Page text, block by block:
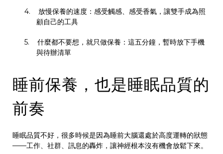
4.
放慢保養的速度：感受觸感、感受香氣，讓雙手成為照
顧自己的工具
5.
什麼都不要想，就只做保養：這五分鐘，暫時放下手機
與待辦清單
睡前保養，也是睡眠品質的
前奏
睡眠品質不好，很多時候是因為睡前大腦還處於高度運轉的狀態
——工作、社群、訊息的轟炸，讓神經根本沒有機會放鬆下來。